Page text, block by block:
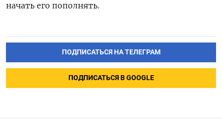
начать его пополнять.
ПОДПИСАТЬСЯ НА ТЕЛЕГРАМ
ПОДПИСАТЬСЯ В GOOGLE